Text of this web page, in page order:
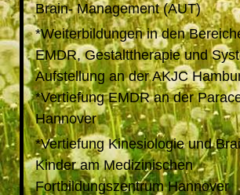
Brain- Management (AUT)
*Weiterbildungen in den
EMDR, Gestalttherapie und
Aufstellung an der AKJC
*Vertiefung EMDR an der
Hannover
*Vertiefung Kinesiologie und
Kinder am Medizinischen
Fortbildungszentrum Hannover